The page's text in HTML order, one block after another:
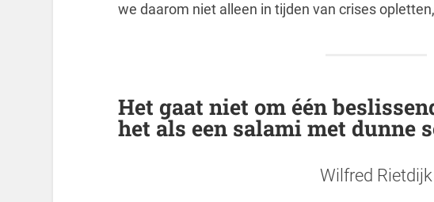
we daarom niet alleen in tijden van crises
Het gaat niet om één
het als een salami met dunne
Wilfred Rietdijk